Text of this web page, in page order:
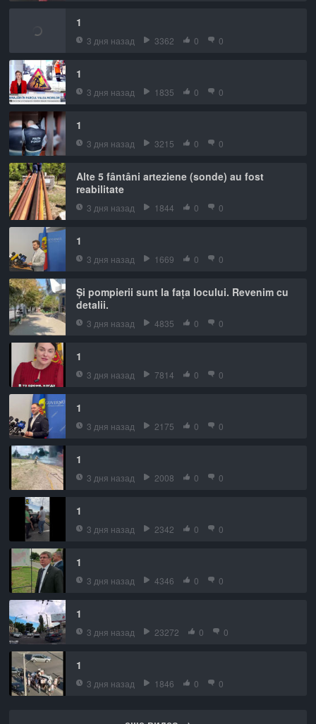
1
3 дня назад 3362 0 0
1
3 дня назад 1835 0 0
1
3 дня назад 3215 0 0
Alte 5 fântâni arteziene (sonde) au fost
reabilitate
3 дня назад 1844 0 0
1
3 дня назад 1669 0 0
Și pompierii sunt la fața locului. Revenim cu
detalii.
3 дня назад 4835 0 0
1
3 дня назад 7814 0 0
1
3 дня назад 2175 0 0
1
3 дня назад 2008 0 0
1
3 дня назад 2342 0 0
1
3 дня назад 4346 0 0
1
3 дня назад 23272 0 0
1
3 дня назад 1846 0 0